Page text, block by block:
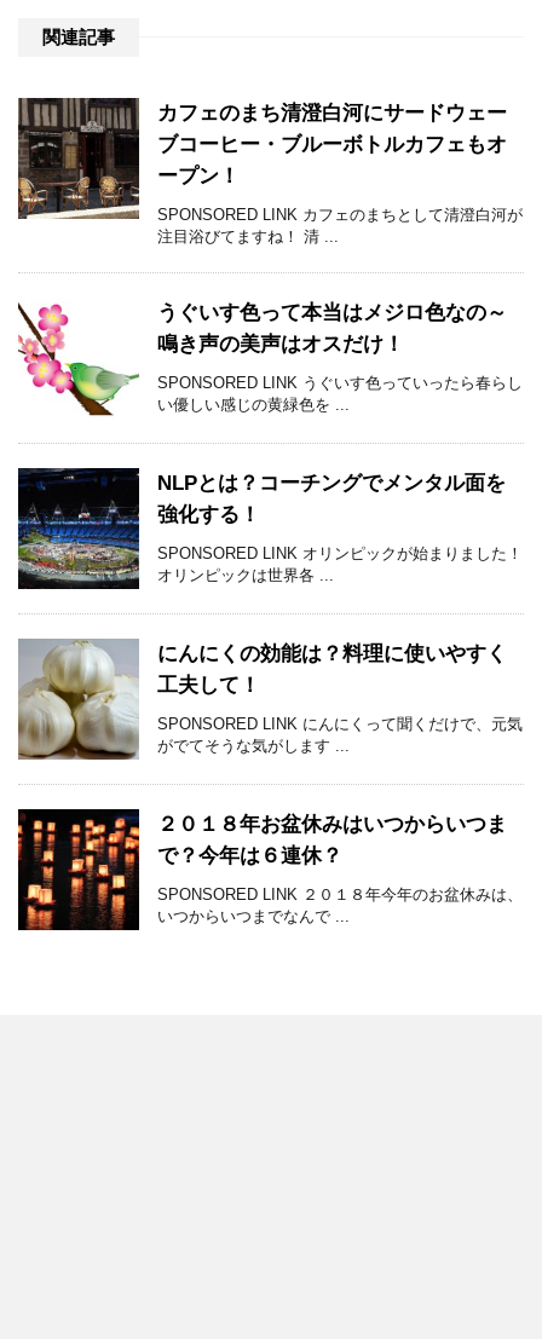
関連記事
カフェのまち清澄白河にサードウェー
ブコーヒー・ブルーボトルカフェもオ
ープン！
SPONSORED LINK カフェのまちとして清澄白河が
注目浴びてますね！ 清 ...
うぐいす色って本当はメジロ色なの～
鳴き声の美声はオスだけ！
SPONSORED LINK うぐいす色っていったら春らし
い優しい感じの黄緑色を ...
NLPとは？コーチングでメンタル面を
強化する！
SPONSORED LINK オリンピックが始まりました！
オリンピックは世界各 ...
にんにくの効能は？料理に使いやすく
工夫して！
SPONSORED LINK にんにくって聞くだけで、元気
がでてそうな気がします ...
２０１８年お盆休みはいつからいつま
で？今年は６連休？
SPONSORED LINK ２０１８年今年のお盆休みは、
いつからいつまでなんで ...